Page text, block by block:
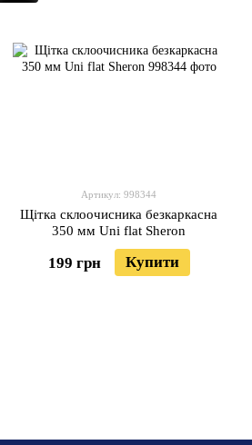
Артикул: 998344
Щітка склоочисника безкаркасна
350 мм Uni flat Sheron
199 грн Купити